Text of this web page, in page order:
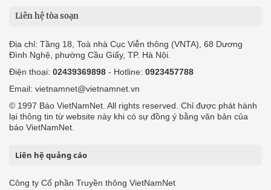
Liên hệ tòa soạn
Địa chỉ: Tầng 18, Toà nhà Cục Viễn thông (VNTA), 68 Dương
Đình Nghệ, phường Cầu Giấy, TP. Hà Nội.
Điện thoại: 02439369898 - Hotline: 0923457788
Email: vietnamnet@vietnamnet.vn
© 1997 Báo VietNamNet. All rights reserved. Chỉ được phát hành
lại thông tin từ website này khi có sự đồng ý bằng văn bản của
báo VietNamNet.
Liên hệ quảng cáo
Công ty Cổ phần Truyền thông VietNamNet